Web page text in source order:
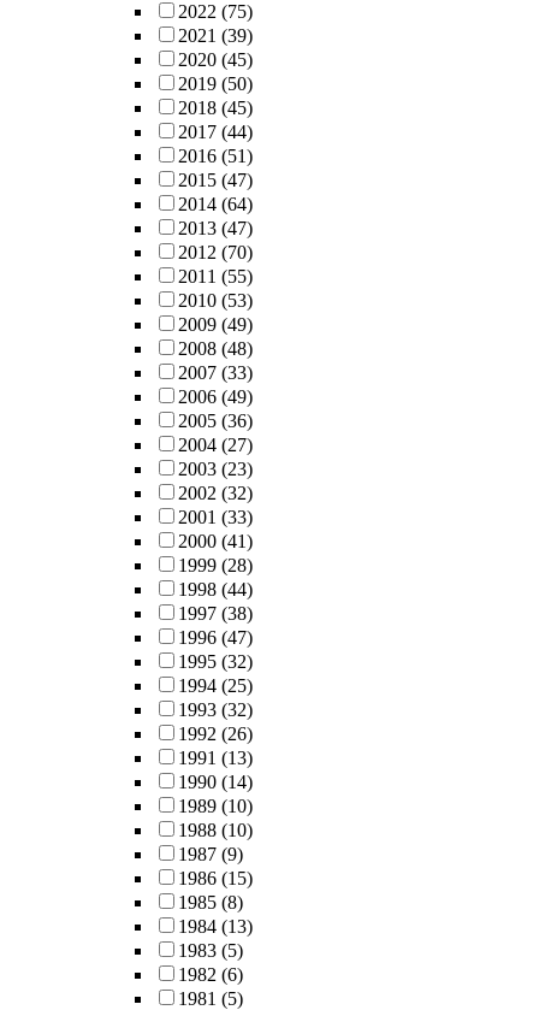
2022 (75)
2021 (39)
2020 (45)
2019 (50)
2018 (45)
2017 (44)
2016 (51)
2015 (47)
2014 (64)
2013 (47)
2012 (70)
2011 (55)
2010 (53)
2009 (49)
2008 (48)
2007 (33)
2006 (49)
2005 (36)
2004 (27)
2003 (23)
2002 (32)
2001 (33)
2000 (41)
1999 (28)
1998 (44)
1997 (38)
1996 (47)
1995 (32)
1994 (25)
1993 (32)
1992 (26)
1991 (13)
1990 (14)
1989 (10)
1988 (10)
1987 (9)
1986 (15)
1985 (8)
1984 (13)
1983 (5)
1982 (6)
1981 (5)